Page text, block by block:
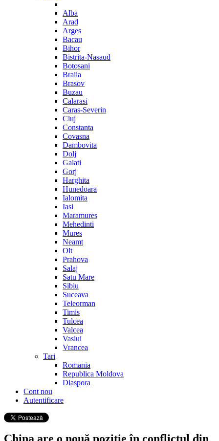
Alba
Arad
Arges
Bacau
Bihor
Bistrita-Nasaud
Botosani
Braila
Brasov
Buzau
Calarasi
Caras-Severin
Cluj
Constanta
Covasna
Dambovita
Dolj
Galati
Gorj
Harghita
Hunedoara
Ialomita
Iasi
Maramures
Mehedinti
Mures
Neamt
Olt
Prahova
Salaj
Satu Mare
Sibiu
Suceava
Teleorman
Timis
Tulcea
Valcea
Vaslui
Vrancea
Tari
Romania
Republica Moldova
Diaspora
Cont nou
Autentificare